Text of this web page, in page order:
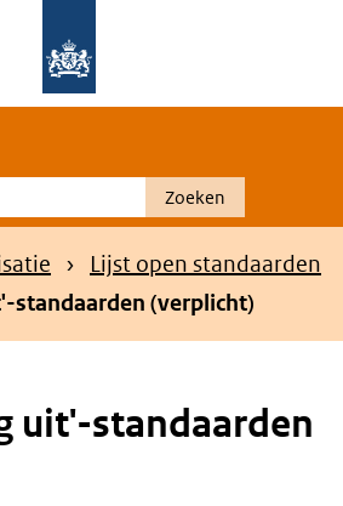
Zoeken
Lijst open standaarden
standaarden (verplicht)
uit'-standaarden